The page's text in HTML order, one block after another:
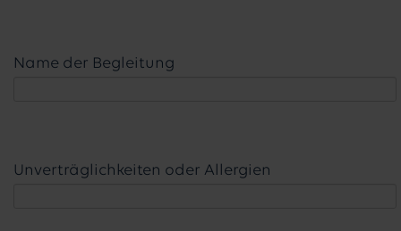
Name der Begleitung
Unverträglichkeiten oder Allergien